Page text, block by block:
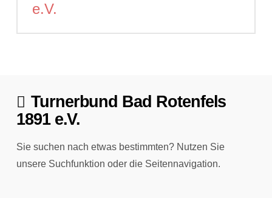
e.V.
Turnerbund Bad Rotenfels
1891 e.V.
Sie suchen nach etwas bestimmten? Nutzen Sie
unsere Suchfunktion oder die Seitennavigation.